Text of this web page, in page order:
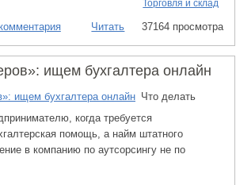
Торговля и склад
Читать 37164 просмотра
ищем бухгалтера онлайн
Что делать
когда требуется
помощь, а найм штатного
в компанию по аутсорсингу не по